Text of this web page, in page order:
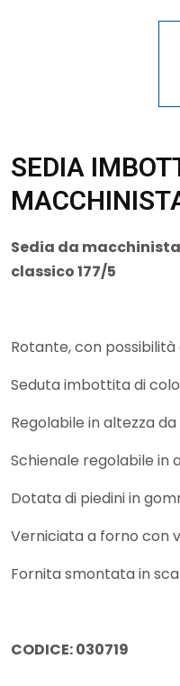
SEDIA
Sedia da
classico 177/5
Rotante, con
Seduta imbottita di
Regolabile in altezza
Schienale regolabile in
Dotata di piedini in
Verniciata a forno con
Fornita smontata in
CODICE: 030719